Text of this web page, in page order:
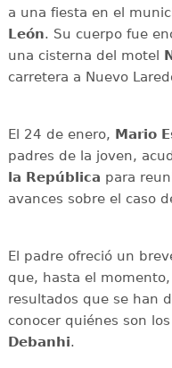
a una fiesta en el
León. Su cuerpo fue
una cisterna del motel
carretera a Nuevo
El 24 de enero, Mario
padres de la joven,
la República para
avances sobre el caso
El padre ofreció un
que, hasta el
resultados que se han
conocer quiénes son
Debanhi.